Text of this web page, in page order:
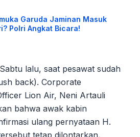
Garuda Jaminan Masuk
Polri Angkat Bicara!
lalu, saat pesawat sudah
back). Corporate
Lion Air, Neni Artauli
bahwa awak kabin
ulang pernyataan H.
tetap dilontarkan,